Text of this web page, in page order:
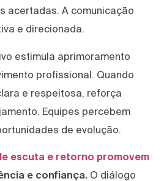
acertadas. A comunicação
e direcionada.
estimula aprimoramento
profissional. Quando
e respeitosa, reforça
Equipes percebem
de evolução.
escuta e retorno promovem
e confiança. O diálogo